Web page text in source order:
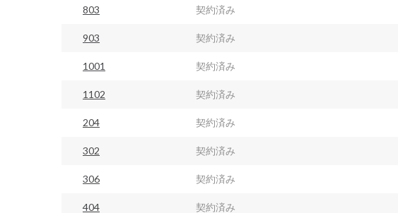
803 契約済み
903 契約済み
1001 契約済み
1102 契約済み
204 契約済み
302 契約済み
306 契約済み
404 契約済み